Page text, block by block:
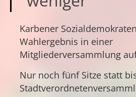
Karbener
Wahlergebnis in einer
Mitgliederversammlung
Nur noch fünf Sitze statt